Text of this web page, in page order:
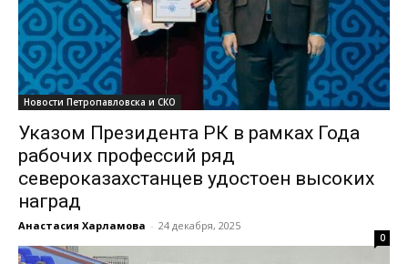
Новости Петропавловска и СКО
Указом Президента РК в рамках Года
рабочих профессий ряд
североказахстанцев удостоен высоких
наград
Анастасия Харламова - 24 декабря, 2025
0